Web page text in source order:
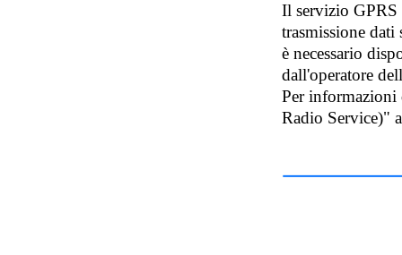
Il servizio GPRS
trasmissione dati
è necessario
dall'operatore
Per informazioni
Radio Service)"